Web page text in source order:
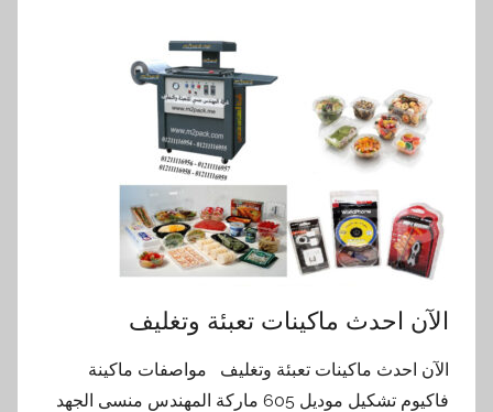
الآن احدث ماكينات تعبئة وتغليف
الآن احدث ماكينات تعبئة وتغليف مواصفات ماكينة
فاكيوم تشكيل موديل 605 ماركة المهندس منسى الجهد